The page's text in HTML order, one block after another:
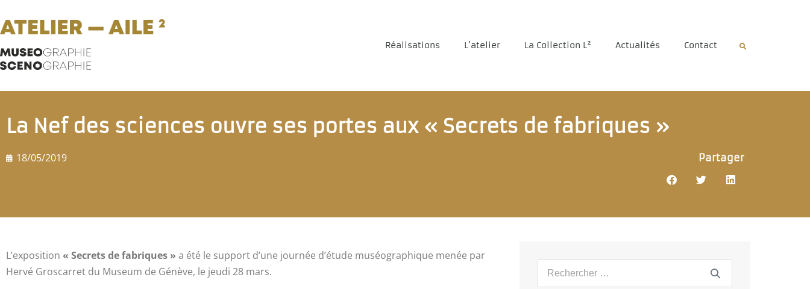
Réalisations L’atelier La Collection L² Actualités Contact
La Nef des sciences ouvre ses portes aux « Secrets de fabriques »
18/05/2019 Partager
L’exposition « Secrets de fabriques » a été le support d’une journée d’étude muséographique menée par
Hervé Groscarret du Museum de Génève, le jeudi 28 mars.